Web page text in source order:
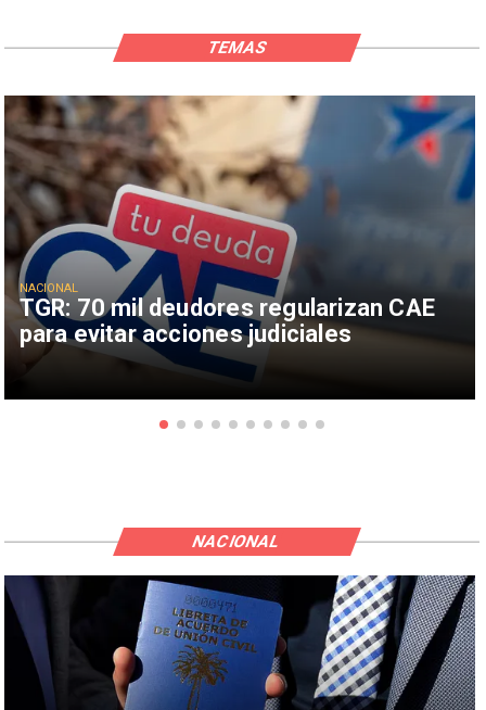
TGR: 70 mil deudores regularizan CAE
para evitar acciones judiciales
NACIONAL
TEMAS
NACIONAL